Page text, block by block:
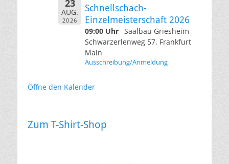
23
AUG.
2026
Schnellschach-
Einzelmeisterschaft 2026
09:00 Uhr Saalbau Griesheim
Schwarzerlenweg 57, Frankfurt
Main
Ausschreibung/Anmeldung
Öffne den Kalender
Zum T-Shirt-Shop